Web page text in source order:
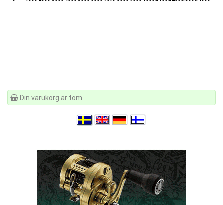
Din varukorg är tom.